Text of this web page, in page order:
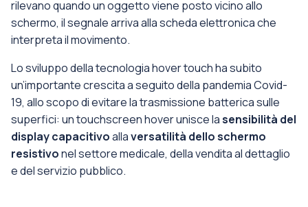
rilevano quando un oggetto viene posto vicino allo
schermo, il segnale arriva alla scheda elettronica che
interpreta il movimento.
Lo sviluppo della tecnologia hover touch ha subito
un’importante crescita a seguito della pandemia Covid-
19, allo scopo di evitare la trasmissione batterica sulle
superfici: un touchscreen hover unisce lasensibilità del
display capacitivoallaversatilità dello schermo
resistivonel settore medicale, della vendita al dettaglio
e del servizio pubblico.